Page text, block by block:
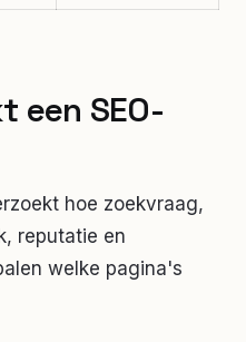
een SEO-
hoe zoekvraag,
reputatie en
welke pagina's